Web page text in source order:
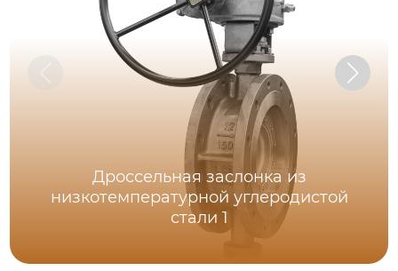
Дроссельная заслонка из
низкотемпературной углеродистой
стали 1